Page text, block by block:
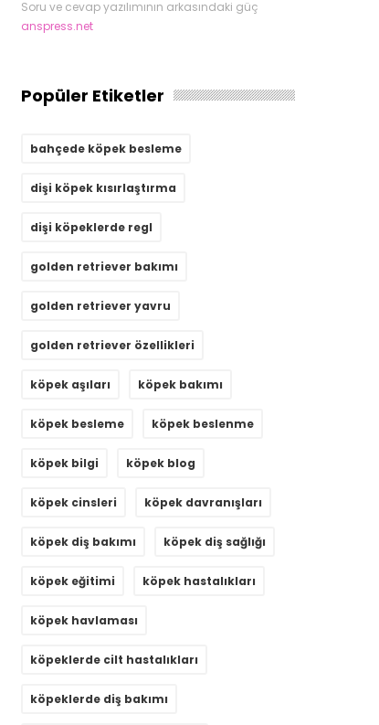
Soru ve cevap yazılımının arkasındaki güç
anspress.net
Popüler Etiketler
bahçede köpek besleme
dişi köpek kısırlaştırma
dişi köpeklerde regl
golden retriever bakımı
golden retriever yavru
golden retriever özellikleri
köpek aşıları köpek bakımı
köpek besleme köpek beslenme
köpek bilgi köpek blog
köpek cinsleri köpek davranışları
köpek diş bakımı köpek diş sağlığı
köpek eğitimi köpek hastalıkları
köpek havlaması
köpeklerde cilt hastalıkları
köpeklerde diş bakımı